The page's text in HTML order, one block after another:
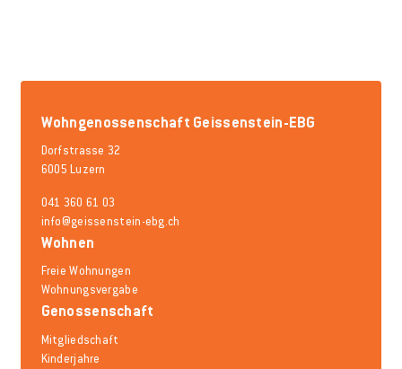
Wohngenossenschaft Geissenstein-EBG
Dorfstrasse 32
6005 Luzern
041 360 61 03
info@geissenstein-ebg.ch
Wohnen
Freie Wohnungen
Wohnungsvergabe
Genossenschaft
Mitgliedschaft
Kinderjahre